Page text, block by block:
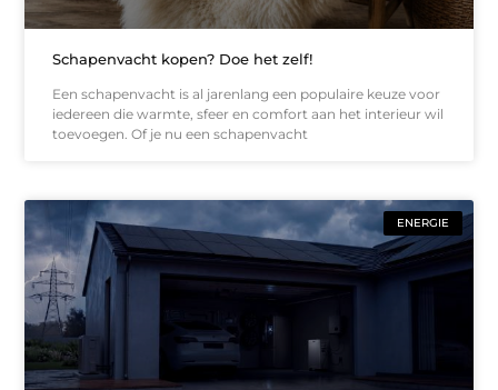
Schapenvacht kopen? Doe het zelf!
Een schapenvacht is al jarenlang een populaire keuze voor
iedereen die warmte, sfeer en comfort aan het interieur wil
toevoegen. Of je nu een schapenvacht
ENERGIE